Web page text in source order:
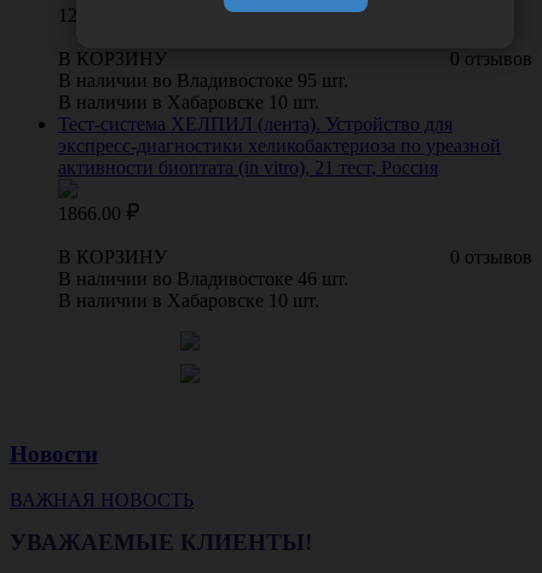
1227.00
0 отзывов
В КОРЗИНУ
В наличии во Владивостоке 95 шт.
В наличии в Хабаровске 10 шт.
Тест-система ХЕЛПИЛ (лента). Устройство для
экспресс-диагностики хеликобактериоза по уреазной
активности биоптата (in vitro), 21 тест, Россия
1866.00
0 отзывов
В КОРЗИНУ
В наличии во Владивостоке 46 шт.
В наличии в Хабаровске 10 шт.
Новости
ВАЖНАЯ НОВОСТЬ
УВАЖАЕМЫЕ КЛИЕНТЫ!